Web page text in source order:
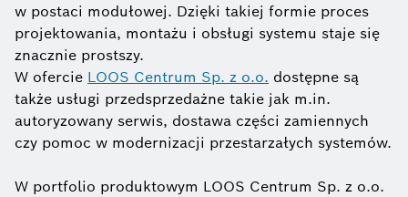
w postaci modułowej. Dzięki takiej formie proces
projektowania, montażu i obsługi systemu staje się
znacznie prostszy.
W ofercie LOOS Centrum Sp. z o.o. dostępne są
także usługi przedsprzedażne takie jak m.in.
autoryzowany serwis, dostawa części zamiennych
czy pomoc w modernizacji przestarzałych systemów.
W portfolio produktowym LOOS Centrum Sp. z o.o.